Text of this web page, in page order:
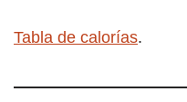
Tabla de calorías.